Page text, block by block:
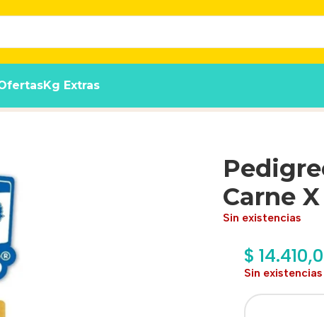
Kg Extras
Gs. X 12 Unidades
Carne
Sin existencias
$
Sin existencias